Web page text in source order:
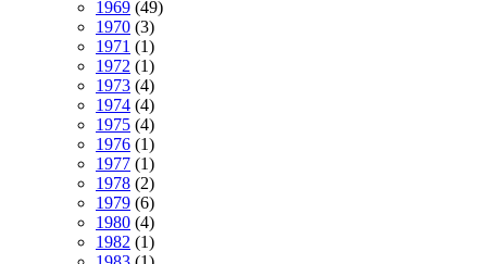
1969 (49)
1970 (3)
1971 (1)
1972 (1)
1973 (4)
1974 (4)
1975 (4)
1976 (1)
1977 (1)
1978 (2)
1979 (6)
1980 (4)
1982 (1)